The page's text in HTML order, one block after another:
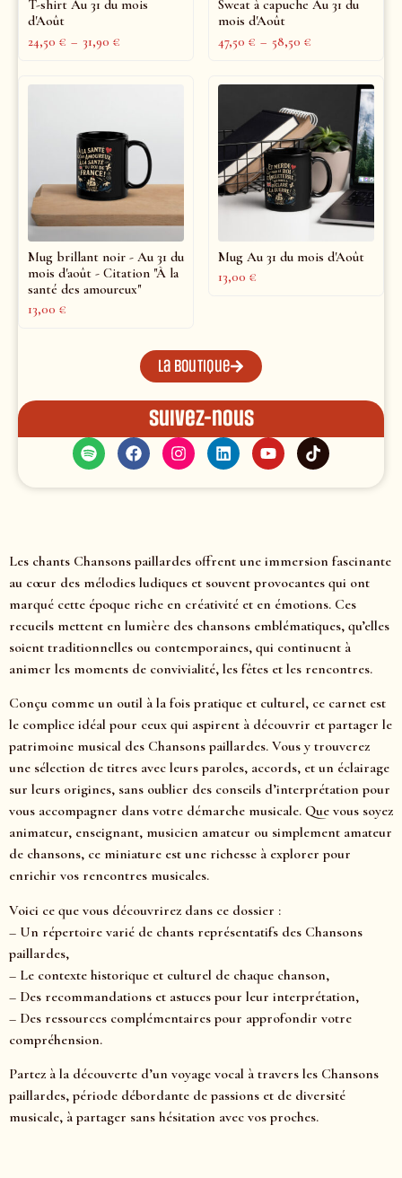
T-shirt Au 31 du mois
d'Août
24,50 € – 31,90 €
Sweat à capuche Au 31 du
mois d'Août
47,50 € – 58,50 €
Mug brillant noir - Au 31 du
mois d'août - Citation "À la
santé des amoureux"
13,00 €
Mug Au 31 du mois d'Août
13,00 €
La boutique
Suivez-nous
Les chants Chansons paillardes offrent une immersion fascinante
au cœur des mélodies ludiques et souvent provocantes qui ont
marqué cette époque riche en créativité et en émotions. Ces
recueils mettent en lumière des chansons emblématiques, qu’elles
soient traditionnelles ou contemporaines, qui continuent à
animer les moments de convivialité, les fêtes et les rencontres.
Conçu comme un outil à la fois pratique et culturel, ce carnet est
le complice idéal pour ceux qui aspirent à découvrir et partager le
patrimoine musical des Chansons paillardes. Vous y trouverez
une sélection de titres avec leurs paroles, accords, et un éclairage
sur leurs origines, sans oublier des conseils d’interprétation pour
vous accompagner dans votre démarche musicale. Que vous soyez
animateur, enseignant, musicien amateur ou simplement amateur
de chansons, ce miniature est une richesse à explorer pour
enrichir vos rencontres musicales.
Voici ce que vous découvrirez dans ce dossier :
– Un répertoire varié de chants représentatifs des Chansons
paillardes,
– Le contexte historique et culturel de chaque chanson,
– Des recommandations et astuces pour leur interprétation,
– Des ressources complémentaires pour approfondir votre
compréhension.
Partez à la découverte d’un voyage vocal à travers les Chansons
paillardes, période débordante de passions et de diversité
musicale, à partager sans hésitation avec vos proches.